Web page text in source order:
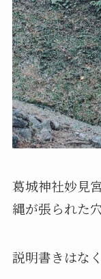
葛城神社妙見
縄が張られた穴
説明書きはな